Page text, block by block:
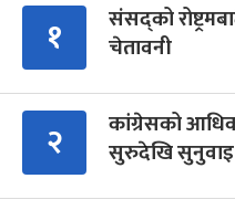
१
संसद्को
चेतावनी
२
कांग्रेसको
सुरुदेखि सुनुवाइ